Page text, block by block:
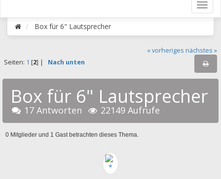
Box für 6" Lautsprecher
« vorheriges nächstes »
Seiten: 1 [2] | Nach unten
Box für 6" Lautsprecher
17 Antworten 22149 Aufrufe
0 Mitglieder und 1 Gast betrachten dieses Thema.